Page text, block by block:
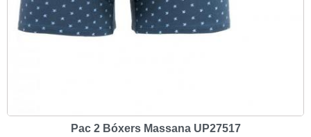
Pac 2 Bóxers Massana UP27517